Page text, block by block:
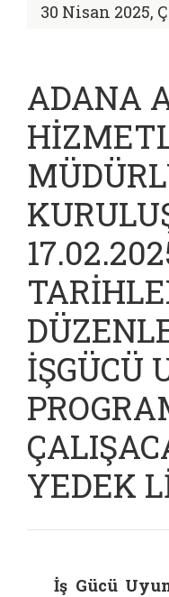
30 Nisan 2025,
ADANA
İŞGÜCÜ
YEDEK
İş Gücü